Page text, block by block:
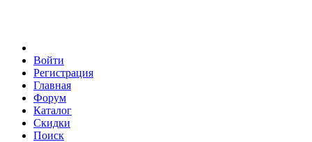
Войти
Регистрация
Главная
Форум
Каталог
Скидки
Поиск